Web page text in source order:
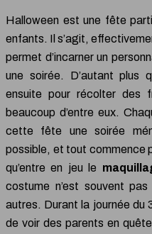
Halloween est une fête
enfants. Il s’agit,
permet d’incarner un
une soirée. D’autant plus
ensuite pour récolter des
beaucoup d’entre eux.
cette fête une soirée
possible, et tout commence
qu’entre en jeu le
costume n’est souvent
autres. Durant la journée du
de voir des parents en